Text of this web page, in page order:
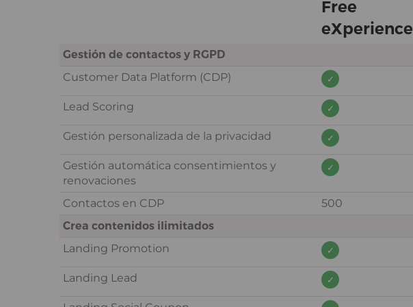
Free
eXperience
Gestión de contactos y RGPD
Customer Data Platform (CDP)
Lead Scoring
Gestión personalizada de la privacidad
Gestión automática consentimientos y
renovaciones
Contactos en CDP
500
Crea contenidos ilimitados
Landing Promotion
Landing Lead